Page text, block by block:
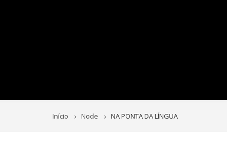
Início Node NA PONTA DA LÍNGUA